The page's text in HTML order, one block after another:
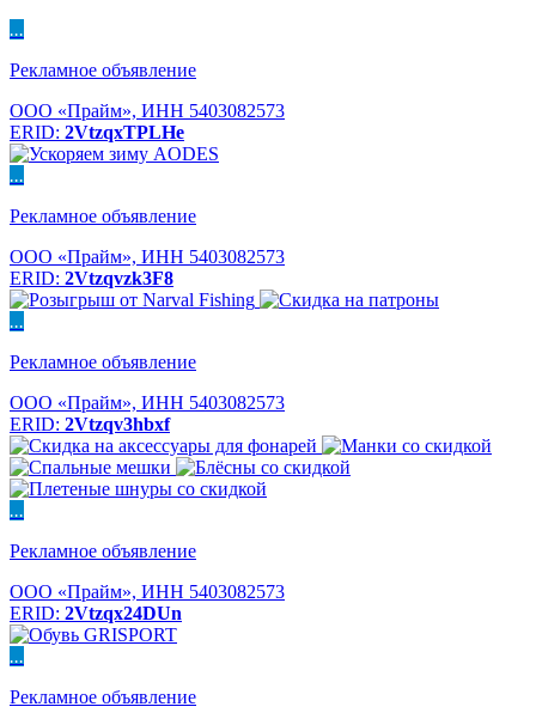
...
Рекламное объявление
ООО «Прайм», ИНН 5403082573
ERID: 2VtzqxTPLHe
...
Рекламное объявление
ООО «Прайм», ИНН 5403082573
ERID: 2Vtzqvzk3F8
...
Рекламное объявление
ООО «Прайм», ИНН 5403082573
ERID: 2Vtzqv3hbxf
...
Рекламное объявление
ООО «Прайм», ИНН 5403082573
ERID: 2Vtzqx24DUn
...
Рекламное объявление